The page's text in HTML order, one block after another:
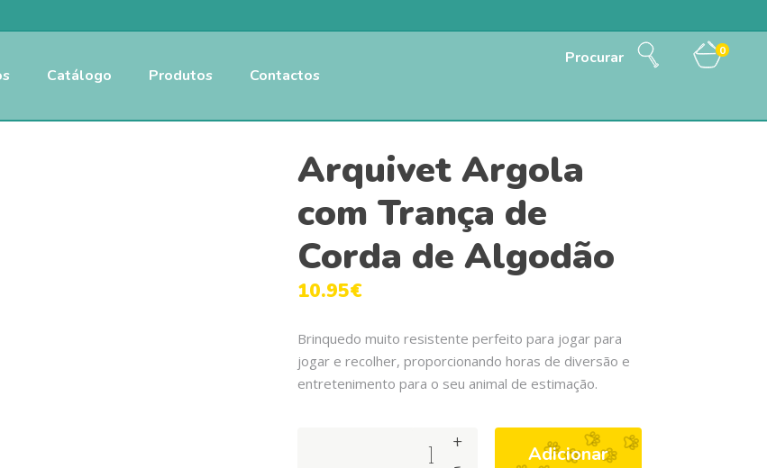
Catálogo Produtos Contactos
Procurar 0
Arquivet Argola
com Trança de
Corda de Algodão
10.95€
Brinquedo muito resistente perfeito para jogar para
jogar e recolher, proporcionando horas de diversão e
entretenimento para o seu animal de estimação.
+ Adicionar